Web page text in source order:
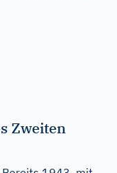
Zweiten